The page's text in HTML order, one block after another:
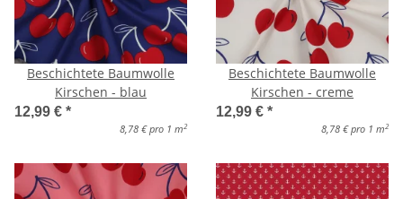
Beschichtete Baumwolle
Kirschen - blau
12,99 € *
8,78 € pro 1 m 2
Beschichtete Baumwolle
Kirschen - creme
12,99 € *
8,78 € pro 1 m 2